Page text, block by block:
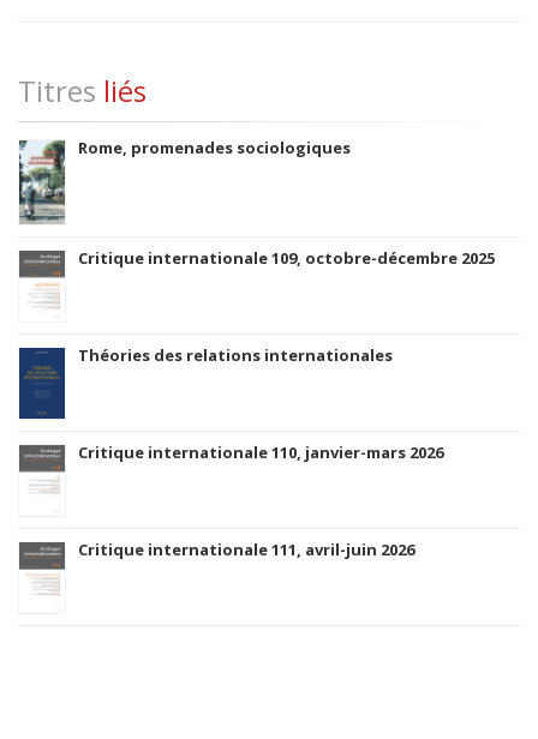
Titres liés
Rome, promenades sociologiques
Critique internationale 109, octobre-décembre 2025
Théories des relations internationales
Critique internationale 110, janvier-mars 2026
Critique internationale 111, avril-juin 2026